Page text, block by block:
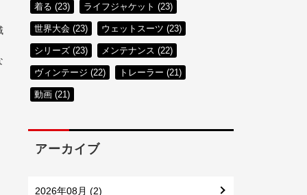
着る (23) ライフジャケット (23)
世界大会 (23) ウェットスーツ (23)
シリーズ (23) メンテナンス (22)
ヴィンテージ (22) トレーラー (21)
動画 (21)
アーカイブ
2026年08月 (2)